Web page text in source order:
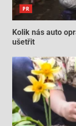
PR
Kolik nás auto
ušetřit